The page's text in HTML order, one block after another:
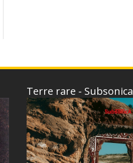
Terre rare - Subsonica